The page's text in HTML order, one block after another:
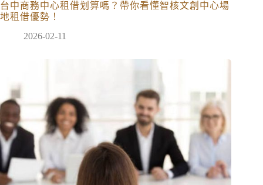
台中商務中心租借划算嗎？帶你看懂智核文創中心場
地租借優勢！
2026-02-11